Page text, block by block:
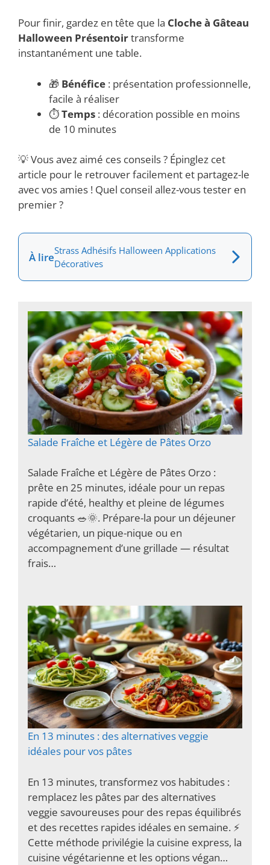
Pour finir, gardez en tête que la Cloche à Gâteau
Halloween Présentoirtransforme
instantanément une table.
🎁 Bénéfice : présentation professionnelle,
facile à réaliser
⏱️Temps : décoration possible en moins
de 10 minutes
💡 Vous avez aimé ces conseils ? Épinglez cet
article pour le retrouver facilement et partagez-le
avec vos amies ! Quel conseil allez-vous tester en
premier ?
À lireStrass Adhésifs Halloween Applications
Décoratives
Salade Fraîche et Légère de Pâtes Orzo
Salade Fraîche et Légère de Pâtes Orzo :
prête en 25 minutes, idéale pour un repas
rapide d’été, healthy et pleine de légumes
croquants 🥗🌞. Prépare-la pour un déjeuner
végétarien, un pique-nique ou en
accompagnement d’une grillade — résultat
frais…
En 13 minutes : des alternatives veggie
idéales pour vos pâtes
En 13 minutes, transformez vos habitudes :
remplacez les pâtes par des alternatives
veggie savoureuses pour des repas équilibrés
et des recettes rapides idéales en semaine. ⚡️
Cette méthode privilégie la cuisine express, la
cuisine végétarienne et les options végan…